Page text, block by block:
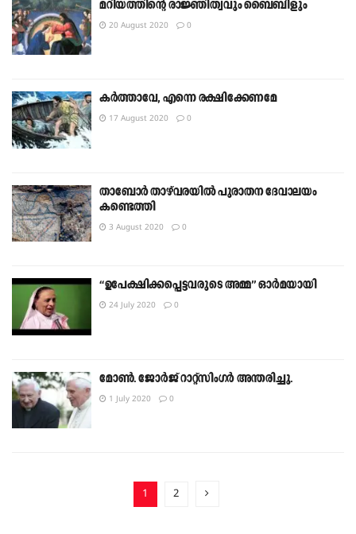
മറിയത്തിന്റെ രാജ്ഞിത്വവും ബൈബിളും
20 August 2020 0
കർത്താവേ, എന്നെ രക്ഷിക്കേണമേ
17 August 2020 0
താബോർ താഴ്‌വരയിൽ പുരാതന ദേവാലയം
കണ്ടെത്തി
3 August 2020 0
“ഉപേക്ഷിക്കപ്പെട്ടവരുടെ അമ്മ” ഓർമയായി
24 July 2020 0
മോൺ. ജോർജ് റാറ്റ്സിംഗർ അന്തരിച്ചു.
1 July 2020 0
1 2